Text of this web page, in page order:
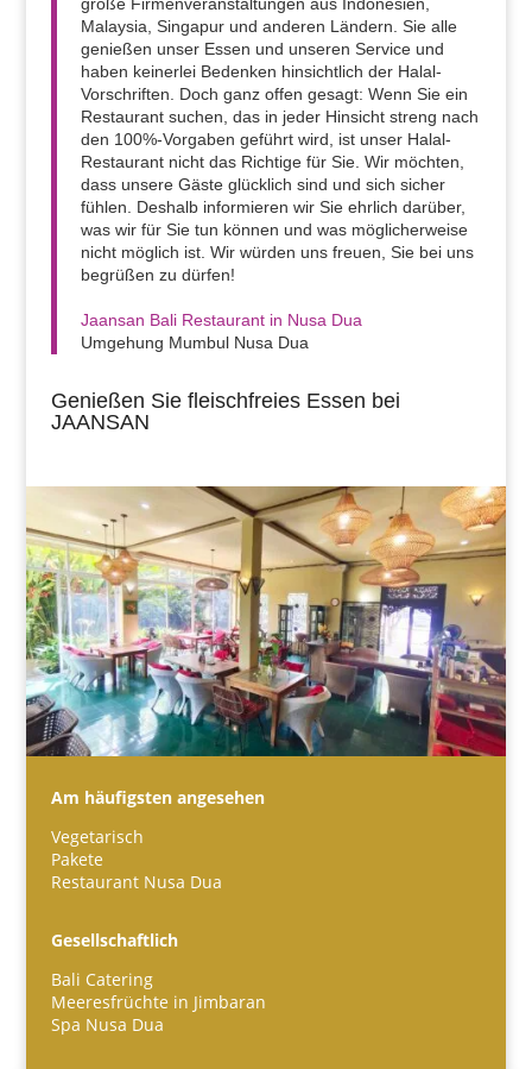
große Firmenveranstaltungen aus Indonesien,
Malaysia, Singapur und anderen Ländern. Sie alle
genießen unser Essen und unseren Service und
haben keinerlei Bedenken hinsichtlich der Halal-
Vorschriften. Doch ganz offen gesagt: Wenn Sie ein
Restaurant suchen, das in jeder Hinsicht streng nach
den 100%-Vorgaben geführt wird, ist unser Halal-
Restaurant nicht das Richtige für Sie. Wir möchten,
dass unsere Gäste glücklich sind und sich sicher
fühlen. Deshalb informieren wir Sie ehrlich darüber,
was wir für Sie tun können und was möglicherweise
nicht möglich ist. Wir würden uns freuen, Sie bei uns
begrüßen zu dürfen!
Jaansan Bali Restaurant in Nusa Dua
Umgehung Mumbul Nusa Dua
Genießen Sie fleischfreies Essen bei
JAANSAN
Am häufigsten angesehen
Vegetarisch
Pakete
Restaurant Nusa Dua
Gesellschaftlich
Bali Catering
Meeresfrüchte in Jimbaran
Spa Nusa Dua